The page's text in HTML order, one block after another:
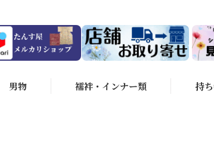
男物 襦袢・インナー類 持